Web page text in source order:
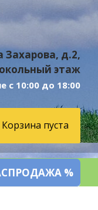
д.2,
этаж
с 10:00 до 18:00
Корзина пуста
%